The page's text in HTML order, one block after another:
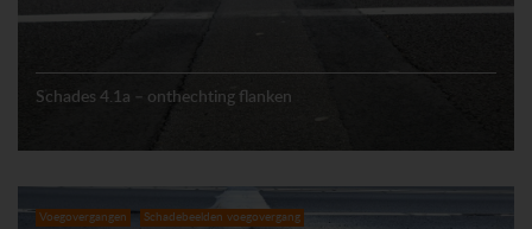
Schades 4.1a – onthechting flanken
Voegovergangen Schadebeelden voegovergang